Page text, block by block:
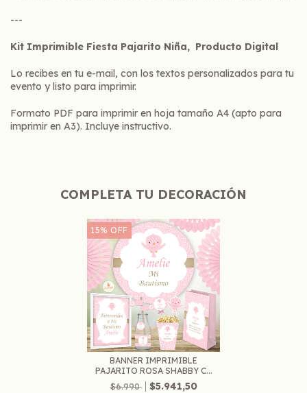
---
Kit Imprimible Fiesta Pajarito Niña, Producto Digital
Lo recibes en tu e-mail, con los textos personalizados para tu
evento y listo para imprimir.
Formato PDF para imprimir en hoja tamaño A4 (apto para
imprimir en A3). Incluye instructivo.
COMPLETA TU DECORACIÓN
15% OFF
BANNER IMPRIMIBLE
PAJARITO ROSA SHABBY C...
$6.990
$5.941,50